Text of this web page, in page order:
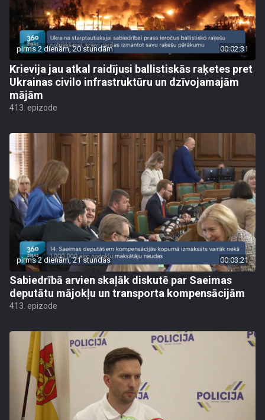
pirms 2 dienām, 20 stundām 00:02:31
Krievija jau atkal raidījusi ballistiskās raķetes pret
Ukrainas civilo infrastruktūru un dzīvojamajām
mājām
413. epizode
pirms 2 dienām, 21 stundas 00:03:21
Sabiedrībā arvien skaļāk diskutē par Saeimas
deputātu mājokļu un transporta kompensācijām
413. epizode